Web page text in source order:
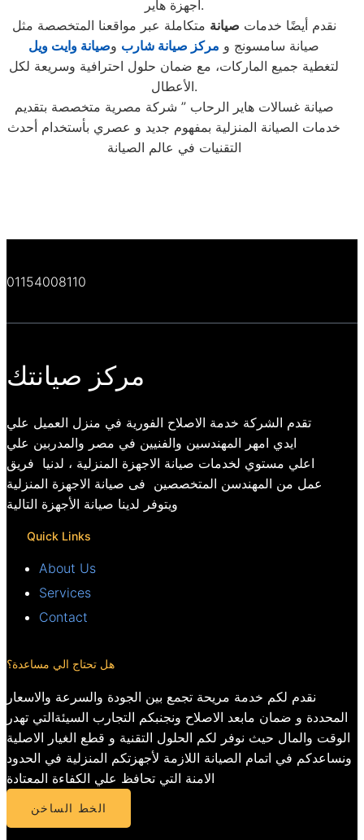
أجهزة هاير.
نقدم أيضًا خدمات صيانة متكاملة عبر مواقعنا المتخصصة مثل
صيانة سامسونج و مركز صيانة شارب وصيانة وايت ويل
لتغطية جميع الماركات، مع ضمان حلول احترافية وسريعة لكل
الأعطال.
صيانة غسالات هاير الرحاب ” شركة مصرية متخصصة بتقديم
خدمات الصيانة المنزلية بمفهوم جديد و عصري بأستخدام أحدث
التقنيات في عالم الصيانة
01154008110
مركز صيانتك
تقدم الشركة خدمة الاصلاح الفورية في منزل العميل علي
ايدي امهر المهندسين والفنيين في مصر والمدربين علي
اعلي مستوي لخدمات صيانة الاجهزة المنزلية ، لدنيا فريق
عمل من المهندسن المتخصصين فى صيانة الاجهزة المنزلية
ويتوفر لدينا صيانة الأجهزة التالية
Quick Links
About Us
Services
Contact
هل تحتاج الي مساعدة؟
نقدم لكم خدمة مريحة تجمع بين الجودة والسرعة والاسعار
المحددة و ضمان مابعد الاصلاح ونجنبكم التجارب السيئةالتي تهدر
الوقت والمال حيث نوفر لكم الحلول التقنية و قطع الغيار الاصلية
ونساعدكم في اتمام الصيانة اللازمة لأجهزتكم المنزلية في الحدود
الامنة التي تحافظ علي الكفاءة المعتادة
الخط الساخن